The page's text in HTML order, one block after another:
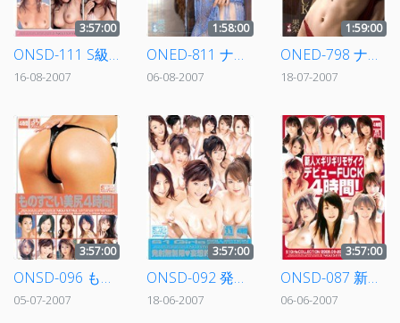
3:57:00
ONSD-111 S級若奥様13人があなただけと新婚性活☆
16-08-2007
1:58:00
ONED-811 ナンバーワンスタイル×ギリギリモザイク バコバコ乱交37 果梨
06-08-2007
1:59:00
ONED-798 ナンバーワンスタイル×ギリギリモザイク 絶叫！ビッグマグナムFUCK 果梨
18-07-2007
3:57:00
ONSD-096 ものすごい美尻4時間！
05-07-2007
3:57:00
ONSD-092 発射無制限 妄想的特殊大浴場3
18-06-2007
3:57:00
ONSD-087 新人×ギリギリモザイク デビューFUCK4時間！
06-06-2007